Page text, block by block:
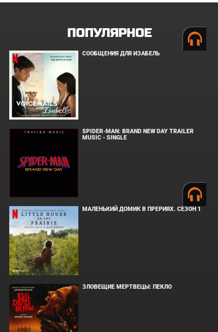
ПОПУЛЯРНОЕ
СООБЩЕНИЯ ДЛЯ ИЗАБЕЛЬ
SPIDER-MAN: BRAND NEW DAY TRAILER
MUSIC - SINGLE
МАЛЕНЬКИЙ ДОМИК В ПРЕРИЯХ. СЕЗОН 1
ЗЛОВЕЩИЕ МЕРТВЕЦЫ: ПЕКЛО